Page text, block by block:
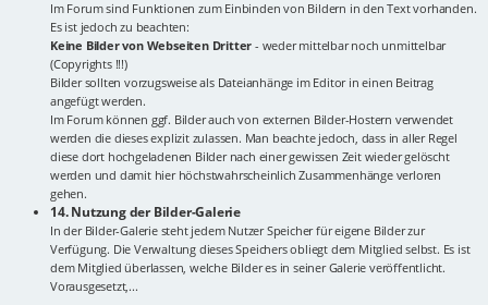
Im Forum sind Funktionen zum Einbinden von Bildern in den Text vorhanden.
Es ist jedoch zu beachten:
Keine Bilder von Webseiten Dritter - weder mittelbar noch unmittelbar
(Copyrights !!!)
Bilder sollten vorzugsweise als Dateianhänge im Editor in einen Beitrag
angefügt werden.
Im Forum können ggf. Bilder auch von externen Bilder-Hostern verwendet
werden die dieses explizit zulassen. Man beachte jedoch, dass in aller Regel
diese dort hochgeladenen Bilder nach einer gewissen Zeit wieder gelöscht
werden und damit hier höchstwahrscheinlich Zusammenhänge verloren
gehen.
14. Nutzung der Bilder-Galerie
In der Bilder-Galerie steht jedem Nutzer Speicher für eigene Bilder zur
Verfügung. Die Verwaltung dieses Speichers obliegt dem Mitglied selbst. Es ist
dem Mitglied überlassen, welche Bilder es in seiner Galerie veröffentlicht.
Vorausgesetzt,...